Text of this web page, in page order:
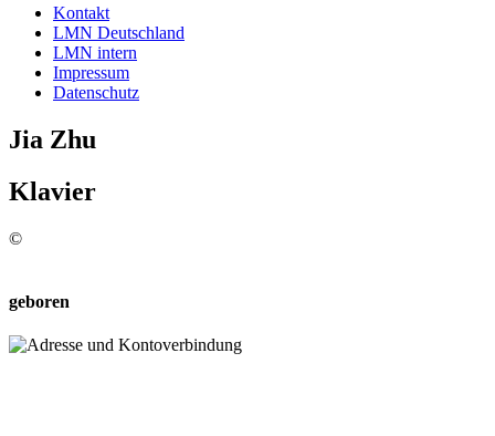
Kontakt
LMN Deutschland
LMN intern
Impressum
Datenschutz
Jia Zhu
Klavier
©
geboren